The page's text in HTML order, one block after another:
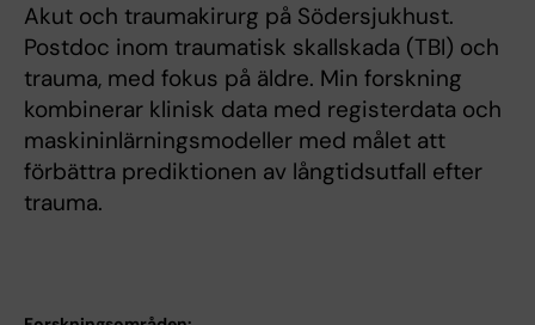
Akut och traumakirurg på Södersjukhust.
Postdoc inom traumatisk skallskada (TBI) och
trauma, med fokus på äldre. Min forskning
kombinerar klinisk data med registerdata och
maskininlärningsmodeller med målet att
förbättra prediktionen av långtidsutfall efter
trauma.